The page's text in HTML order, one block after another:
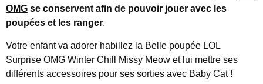
OMG se conservent afin de pouvoir jouer avec les
poupées et les ranger.
Votre enfant va adorer habillez la Belle poupée LOL
Surprise OMG Winter Chill Missy Meow et lui mettre ses
différents accessoires pour ses sorties avec Baby Cat !